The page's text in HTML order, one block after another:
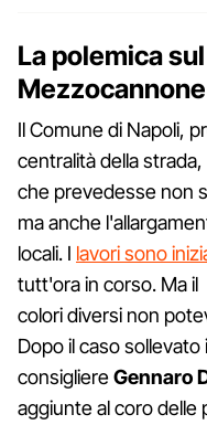
La polemica
Mezzocannone
Il Comune di Napoli,
centralità della
che prevedesse non
ma anche
locali. I lavori sono
tutt'ora in corso. Ma
colori diversi non
Dopo il caso
consigliereGennaro
aggiunte al coro delle